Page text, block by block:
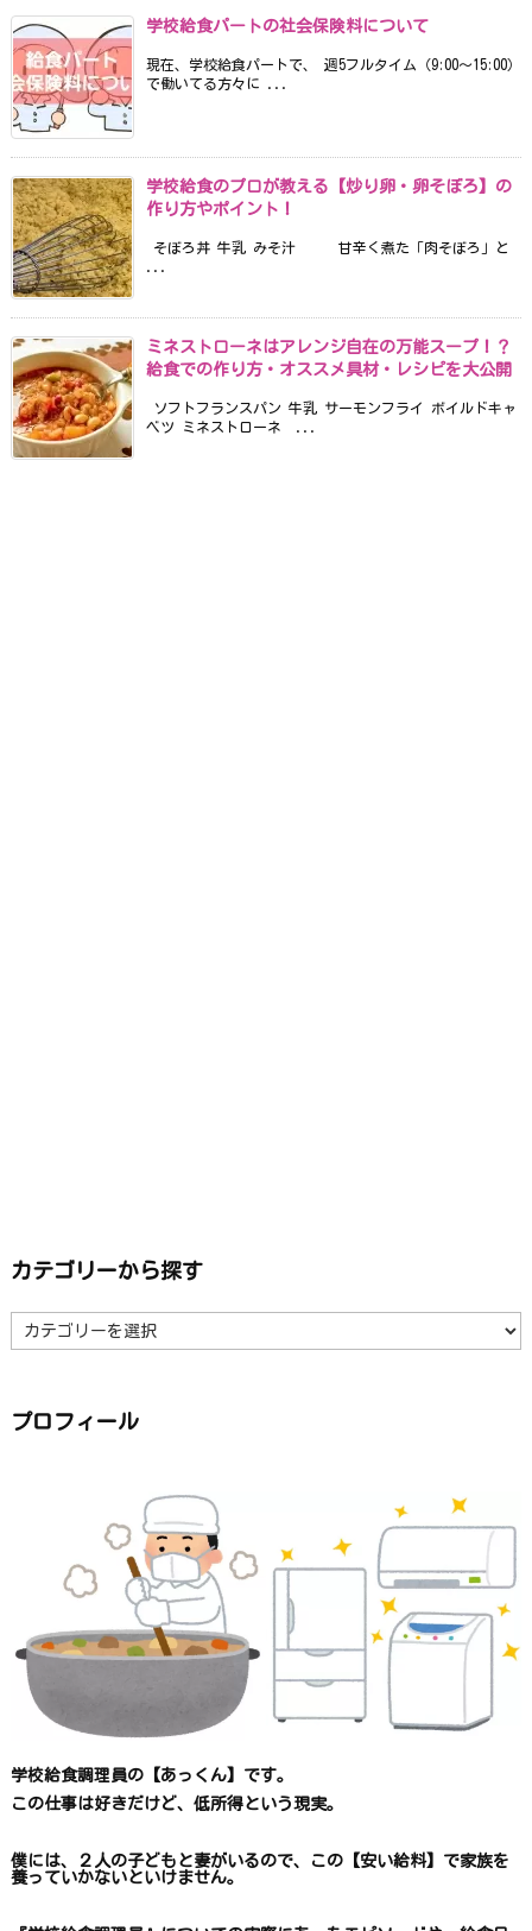
学校給食パートの社会保険料について
現在、学校給食パートで、 週5フルタイム（9:00〜15:00）
で働いてる方々に ...
学校給食のプロが教える【炒り卵・卵そぼろ】の
作り方やポイント！
そぼろ丼 牛乳 みそ汁 甘辛く煮た「肉そぼろ」と
ミネストローネはアレンジ自在の万能スープ！？
給食での作り方・オススメ具材・レシピを大公開
ソフトフランスパン 牛乳 サーモンフライ ボイルドキャ
ベツ ミネストローネ ...
カテゴリーから探す
テ
ゴ
ら
探
プロフィール
学校給食調理員の【あっくん】です。
この仕事は好きだけど、 低所得という現実。
僕には、２人の子どもと妻がいるので、 この【安い給料】で家族を
養っていかないといけません。